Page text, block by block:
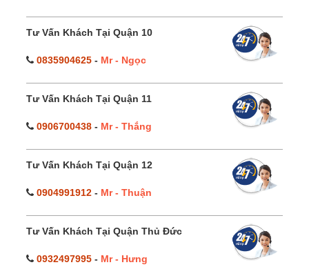
Tư Vấn Khách Tại Quận 10
0835904625 - Mr - Ngọc
Tư Vấn Khách Tại Quận 11
0906700438 - Mr - Thắng
Tư Vấn Khách Tại Quận 12
0904991912 - Mr - Thuận
Tư Vấn Khách Tại Quận Thủ Đức
0932497995 - Mr - Hưng